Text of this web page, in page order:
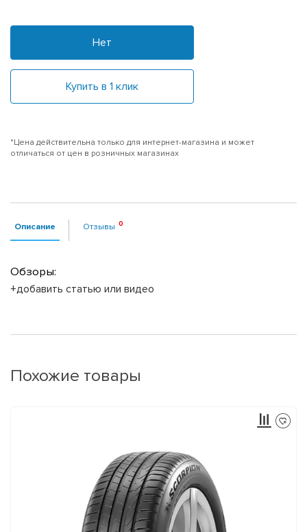
Нет
Купить в 1 клик
*Цена действительна только для интернет-магазина и может
отличаться от цен в розничных магазинах
Описание Отзывы
Обзоры:
+добавить статью или видео
Похожие товары